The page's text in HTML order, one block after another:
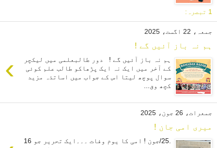
1 تبصرہ:
جمعہ، 22 اگست، 2025
ہم نہ باز آئیں گے !
›
ہم نہ باز آئیں گے ! دور طالبعلمی میں لیکچر
کے آخر میں ایک نہ ایک پڑھاکو طالب علم کوئی
سوال پوچھ لیتا اس کے جواب میں اساتذہ مزید
کچھ وق...
جمعرات، 26 جون، 2025
میری امی جان !
.25/جون ! امی کا یوم وفات ۔۔۔ایک تحریر جو 16